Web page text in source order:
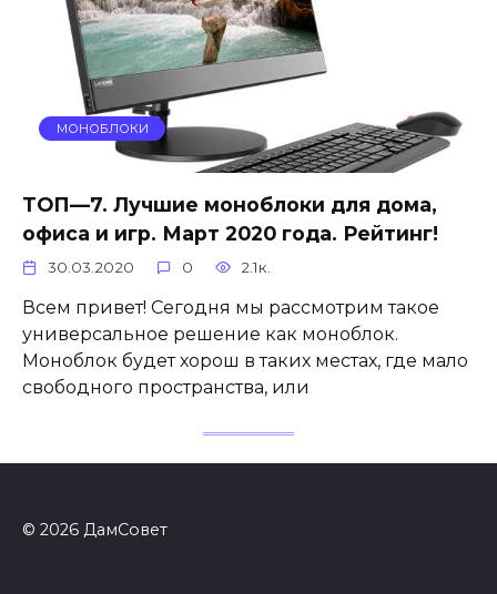
МОНОБЛОКИ
ТОП—7. Лучшие моноблоки для дома,
офиса и игр. Март 2020 года. Рейтинг!
30.03.2020 0 2.1к.
Всем привет! Сегодня мы рассмотрим такое
универсальное решение как моноблок.
Моноблок будет хорош в таких местах, где мало
свободного пространства, или
© 2026 ДамСовет